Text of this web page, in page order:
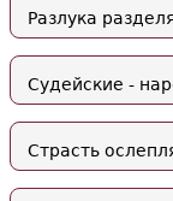
Разлука
Судейские -
Страсть